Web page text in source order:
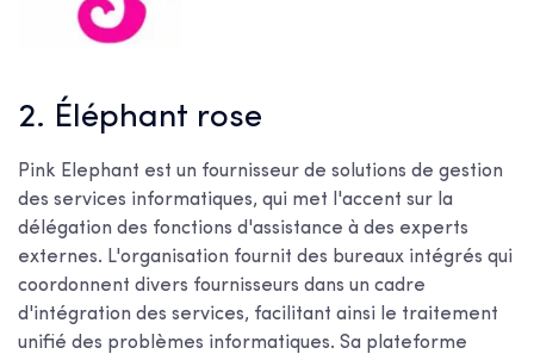
2. Éléphant rose
Pink Elephant est un fournisseur de solutions de gestion
des services informatiques, qui met l'accent sur la
délégation des fonctions d'assistance à des experts
externes. L'organisation fournit des bureaux intégrés qui
coordonnent divers fournisseurs dans un cadre
d'intégration des services, facilitant ainsi le traitement
unifié des problèmes informatiques. Sa plateforme